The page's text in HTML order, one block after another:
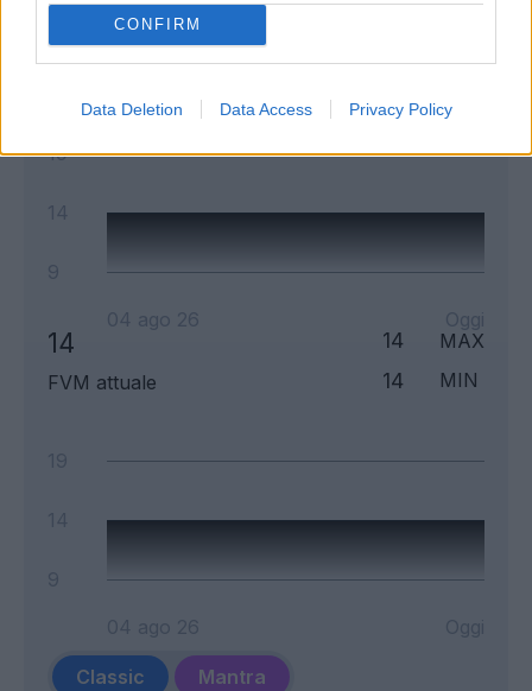
CONFIRM
Data Deletion Data Access Privacy Policy
14
19
14
9
04 ago 26
Oggi
14
FVM attuale
14 MAX
14 MIN
Classic
Mantra